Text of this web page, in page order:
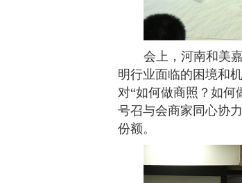
会上，河南和美
明行业面临的困境和
对“如何做商照？如何
号召与会商家同心协
份额。